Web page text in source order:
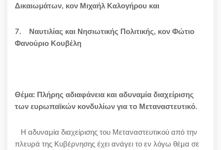
Δικαιωμάτων, κον Μιχαήλ Καλογήρου και
7. Ναυτιλίας και Νησιωτικής Πολιτικής, κον Φώτιο
Φανούριο Κουβέλη
Θέμα: Πλήρης αδιαφάνεια και αδυναμία διαχείρισης
των ευρωπαϊκών κονδυλίων για το Μεταναστευτικό.
Η αδυναμία διαχείρισης του Μεταναστευτικού από την
πλευρά της Κυβέρνησης έχει ανάγει το εν λόγω θέμα σε